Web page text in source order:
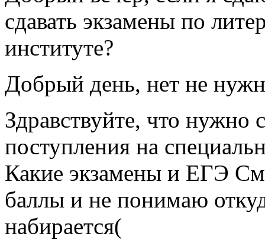
сдавать экзамены по
институте?
Добрый день, нет не
Здравствуйте, что нужно
поступления на
Какие экзамены и ЕГЭ
баллы и не понимаю
набирается(